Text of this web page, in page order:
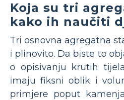
Koja su tri
kako ih naučiti
Tri osnovna agregatna
i plinovito. Da biste to
o opisivanju krutih
imaju fiksni oblik i
primjere poput